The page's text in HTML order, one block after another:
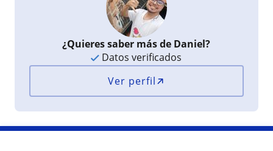
¿Quieres saber más de Daniel?
Datos verificados
Ver perfil